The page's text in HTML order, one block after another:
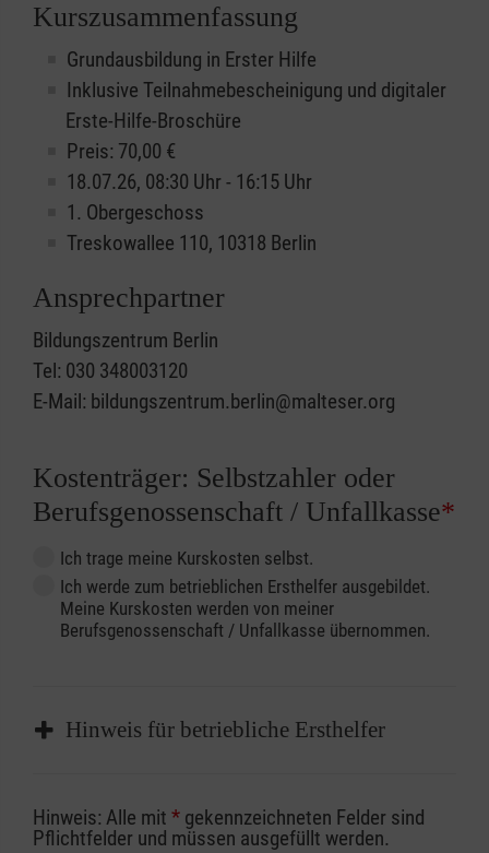
Kurszusammenfassung
Grundausbildung in Erster Hilfe
Inklusive Teilnahmebescheinigung und digitaler
Erste-Hilfe-Broschüre
Preis: 70,00 €
18.07.26, 08:30 Uhr - 16:15 Uhr
1. Obergeschoss
Treskowallee 110, 10318 Berlin
Ansprechpartner
Bildungszentrum Berlin
Tel: 030 348003120
E-Mail: bildungszentrum.berlin@malteser.org
Kostenträger: Selbstzahler oder
Berufsgenossenschaft / Unfallkasse*
Ich trage meine Kurskosten selbst.
Ich werde zum betrieblichen Ersthelfer ausgebildet.
Meine Kurskosten werden von meiner
Berufsgenossenschaft / Unfallkasse übernommen.
Hinweis für betriebliche Ersthelfer
Sofern Sie ein Kostenübernahmeverfahren
Ihrer Berufsgenossenschaft / Unfallkasse
Hinweis: Alle mit * gekennzeichneten Felder sind
Pflichtfelder und müssen ausgefüllt werden.